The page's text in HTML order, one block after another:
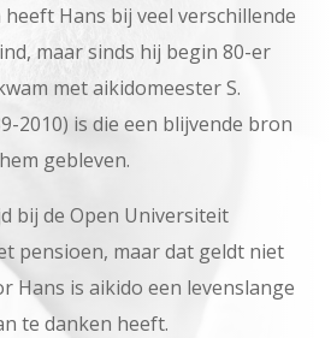
Hans bij veel verschillende
maar sinds hij begin 80-er
met aikidomeester S.
2010) is die een blijvende bron
gebleven.
bij de Open Universiteit
pensioen, maar dat geldt niet
Hans is aikido een levenslange
te danken heeft.